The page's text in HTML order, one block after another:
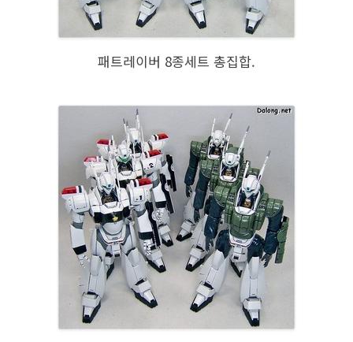
패트레이버 8종세트 총집합.